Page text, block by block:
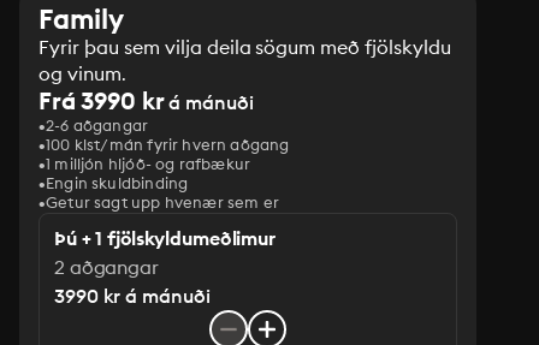
Family
Fyrir þau sem vilja deila sögum með fjölskyldu
og vinum.
Frá 3990 krá mánuði
2-6 aðgangar
100 klst/mán fyrir hvern aðgang
1 milljón hljóð- og rafbækur
‎Engin skuldbinding
Getur sagt upp hvenær sem er
Þú + 1 fjölskyldumeðlimur
2 aðgangar
3990 kr á mánuði